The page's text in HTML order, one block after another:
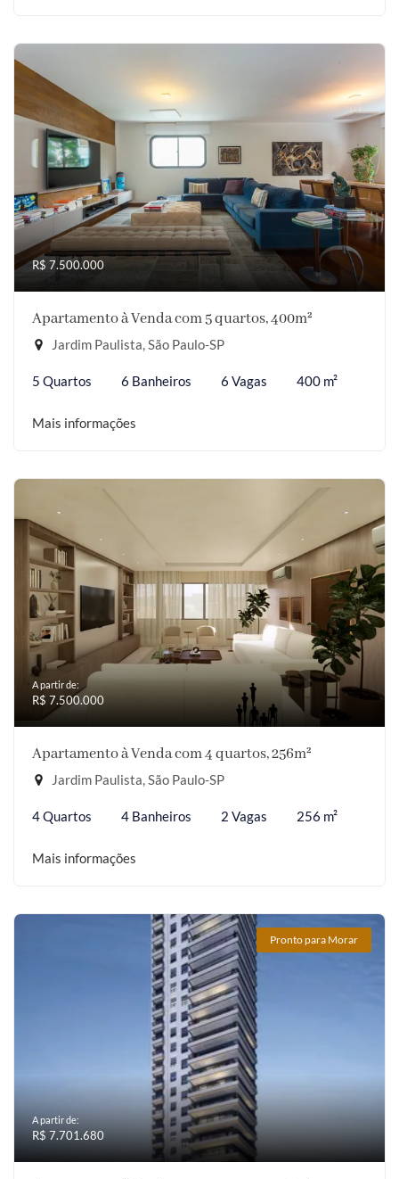
R$ 7.500.000
Apartamento à Venda com 5 quartos, 400m²
Jardim Paulista, São Paulo-SP
5 Quartos 6 Banheiros 6 Vagas 400 m²
Mais informações
A partir de:
R$ 7.500.000
Apartamento à Venda com 4 quartos, 256m²
Jardim Paulista, São Paulo-SP
4 Quartos 4 Banheiros 2 Vagas 256 m²
Mais informações
Pronto para Morar
A partir de:
R$ 7.701.680